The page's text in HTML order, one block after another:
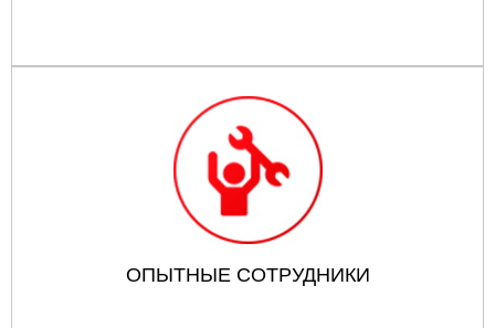
ОПЫТНЫЕ СОТРУДНИКИ